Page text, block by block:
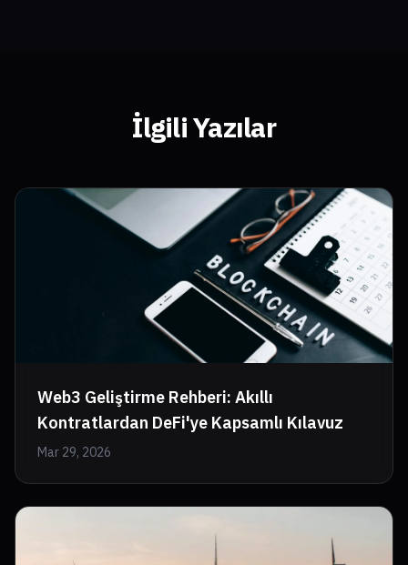
İlgili Yazılar
Web3 Geliştirme Rehberi: Akıllı
Kontratlardan DeFi'ye Kapsamlı Kılavuz
Mar 29, 2026